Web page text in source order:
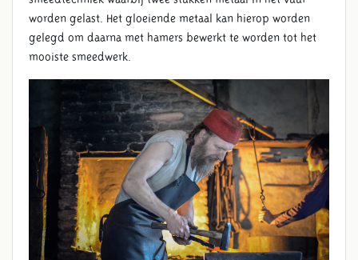
worden gelast. Het gloeiende metaal kan hierop worden
gelegd om daarna met hamers bewerkt te worden tot het
mooiste smeedwerk.